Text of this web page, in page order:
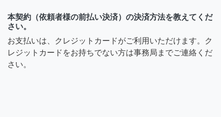
本契約（依頼者様の前払い決済）の決済方法を教えてくだ
さい。
お支払いは、クレジットカードがご利用いただけます。ク
レジットカードをお持ちでない方は事務局までご連絡くだ
さい。